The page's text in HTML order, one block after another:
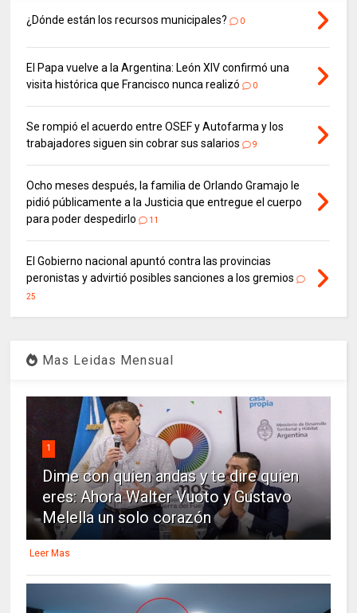
¿Dónde están los recursos municipales? 0
El Papa vuelve a la Argentina: León XIV confirmó una
visita histórica que Francisco nunca realizó
0
Se rompió el acuerdo entre OSEF y Autofarma y los
trabajadores siguen sin cobrar sus salarios
9
Ocho meses después, la familia de Orlando Gramajo le
pidió públicamente a la Justicia que entregue el cuerpo
para poder despedirlo
11
El Gobierno nacional apuntó contra las provincias
peronistas y advirtió posibles sanciones a los gremios
25
Mas Leidas Mensual
1
Dime con quien andas y te dire quien
eres: Ahora Walter Vuoto y Gustavo
Melella un solo corazón
Leer Mas